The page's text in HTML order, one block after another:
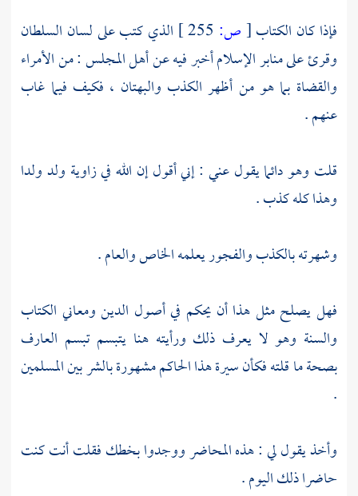
فإذا كان الكتاب[ص:
الذي كتب على لسان السلطان
وقرئ على منابر الإسلام أخبر فيه عن أهل المجلس : من الأمراء
والقضاة بما هو من أظهر الكذب والبهتان ، فكيف فيما غاب
عنهم .
قلت وهو دائما يقول عني : إني أقول إن الله في زاوية ولد ولدا
وهذا كله كذب .
وشهرته بالكذب والفجور يعلمه الخاص والعام .
فهل يصلح مثل هذا أن يحكم في أصول الدين ومعاني الكتاب
والسنة وهو لا يعرف ذلك ورأيته هنا يتبسم تبسم العارف
بصحة ما قلته فكأن سيرة هذا الحاكم مشهورة بالشر بين المسلمين
.
وأخذ يقول لي : هذه المحاضر ووجدوا بخطك فقلت أنت كنت
حاضرا ذلك اليوم .